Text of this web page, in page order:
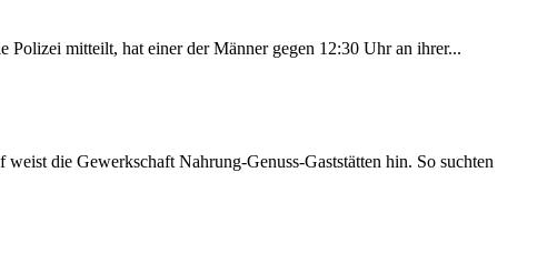
mitteilt, hat einer der Männer gegen 12:30 Uhr an ihrer...
die Gewerkschaft Nahrung-Genuss-Gaststätten hin. So suchten